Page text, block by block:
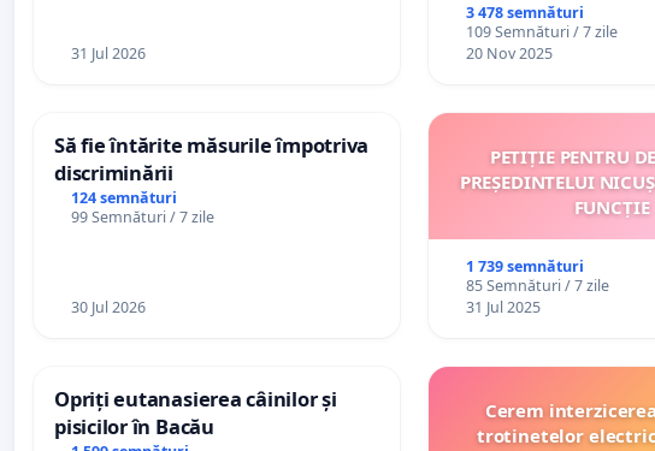
31 Jul 2026
3 478 semnături
109 Semnături / 7 zile
20 Nov 2025
Să fie întărite măsurile împotriva
discriminării
124 semnături
99 Semnături / 7 zile
30 Jul 2026
PETIȚIE PENTRU
PREȘEDINTELUI
FUNCȚIE
1 739 semnături
85 Semnături / 7 zile
31 Jul 2025
Opriți eutanasierea câinilor și
pisicilor în Bacău
Cerem
trotinetelor